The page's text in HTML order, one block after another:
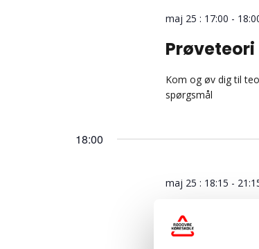
maj 25 : 17:00 -
Prøveteori
Kom og øv dig til
spørgsmål
18:00
maj 25 : 18:15 -
Teori 7 –